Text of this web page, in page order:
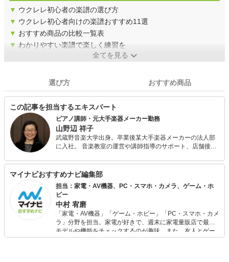
▼ ウクレレ初心者の楽譜の選び方
▼ ウクレレ初心者向けの楽譜おすすめ11選
▼ おすすめ商品の比較一覧表
▼ わかりやすい楽譜で楽しく練習を
全てを見る
選び方 おすすめ商品
この記事を担当するエキスパート
ピアノ講師・元大手楽器メーカー勤務
山野辺 祥子
武蔵野音楽大学出身。卒業後某大手楽器メーカーの法人部
に入社。 音楽教室の運営や講師指導のサポート、店舗接
て全国を飛び回る。また、出版部に在勤中は楽譜校正、楽
譜情報誌編集の経験も。 現在はピアノ講師のかたわらフリ
ーランスライター、校正者として活動中。プライベートで
は3児の母。
マイナビおすすめナビ編集部
担当：家電・AV機器、PC・スマホ・カメラ、ゲーム・ホ
ビー
中村 宥磨
「家電・AV機器」「ゲーム・ホビー」「PC・スマホ・カメ
ラ」分野を担当。家電が好きで、週末に家電量販店で最新
モデルや機能をチェックするのが趣味。また、友人とゲー
ムを楽しみながら、新作タイトルやイベント情報もいち早